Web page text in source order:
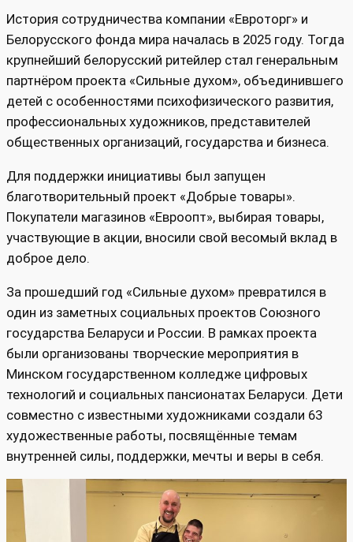
История сотрудничества компании «Евроторг» и
Белорусского фонда мира началась в 2025 году. Тогда
крупнейший белорусский ритейлер стал генеральным
партнёром проекта «Сильные духом», объединившего
детей с особенностями психофизического развития,
профессиональных художников, представителей
общественных организаций, государства и бизнеса.
Для поддержки инициативы был запущен
благотворительный проект «Добрые товары».
Покупатели магазинов «Евроопт», выбирая товары,
участвующие в акции, вносили свой весомый вклад в
доброе дело.
За прошедший год «Сильные духом» превратился в
один из заметных социальных проектов Союзного
государства Беларуси и России. В рамках проекта
были организованы творческие мероприятия в
Минском государственном колледже цифровых
технологий и социальных пансионатах Беларуси. Дети
совместно с известными художниками создали 63
художественные работы, посвящённые темам
внутренней силы, поддержки, мечты и веры в себя.